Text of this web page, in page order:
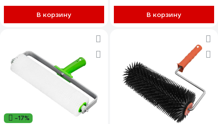
В корзину В корзину
-17%